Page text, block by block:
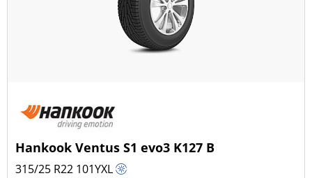
Hankook Ventus S1 evo3 K127 B
315/25 R22 101YXL